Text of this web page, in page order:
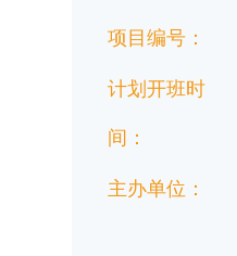
项目编号：
计划开班时
间：
主办单位：